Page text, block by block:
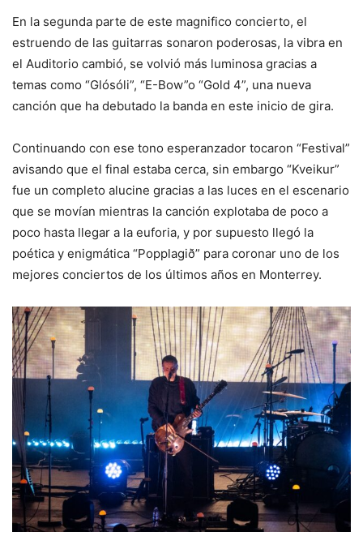
En la segunda parte de este magnifico concierto, el
estruendo de las guitarras sonaron poderosas, la vibra en
el Auditorio cambió, se volvió más luminosa gracias a
temas como “Glósóli”, “E-Bow”o “Gold 4”, una nueva
canción que ha debutado la banda en este inicio de gira.
Continuando con ese tono esperanzador tocaron “Festival”
avisando que el final estaba cerca, sin embargo “Kveikur”
fue un completo alucine gracias a las luces en el escenario
que se movían mientras la canción explotaba de poco a
poco hasta llegar a la euforia, y por supuesto llegó la
poética y enigmática “Popplagið” para coronar uno de los
mejores conciertos de los últimos años en Monterrey.